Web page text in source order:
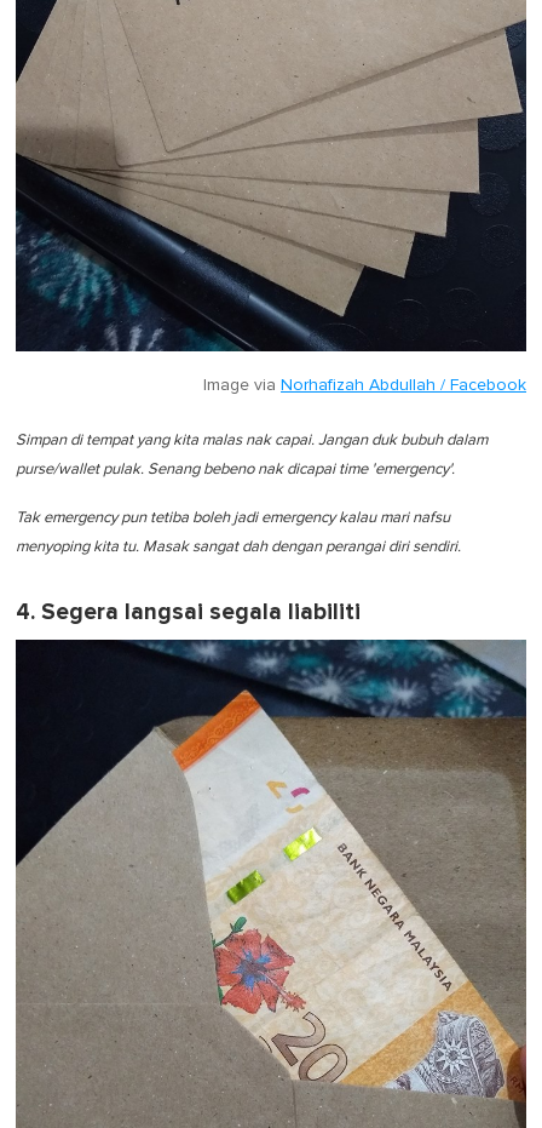
Image via Norhafizah Abdullah / Facebook
Simpan di tempat yang kita malas nak capai. Jangan duk bubuh dalam
purse/wallet pulak. Senang bebeno nak dicapai time 'emergency'.
Tak emergency pun tetiba boleh jadi emergency kalau mari nafsu
menyoping kita tu. Masak sangat dah dengan perangai diri sendiri.
4. Segera langsai segala liabiliti